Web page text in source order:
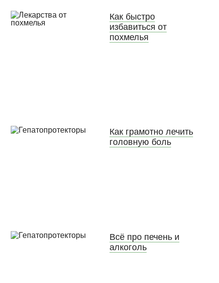
Как быстро
избавиться от
похмелья
Как грамотно лечить
головную боль
Всё про печень и
алкоголь